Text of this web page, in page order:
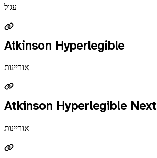
עגול
Atkinson Hyperlegible
אוריינות
Atkinson Hyperlegible Next
אוריינות